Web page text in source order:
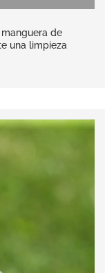
de
una limpieza